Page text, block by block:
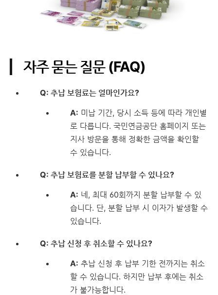
자주 묻는 질문 (FAQ)
Q: 추납 보험료는 얼마인가요?
A: 미납 기간, 당시 소득 등에 따라 개인별
로 다릅니다. 국민연금공단 홈페이지 또는
지사 방문을 통해 정확한 금액을 확인할
수 있습니다.
Q: 추납 보험료를 분할 납부할 수 있나요?
A: 네, 최대 60회까지 분할 납부할 수 있
습니다. 단, 분할 납부 시 이자가 발생할 수
있습니다.
Q: 추납 신청 후 취소할 수 있나요?
A: 추납 신청 후 납부 기한 전까지는 취소
할 수 있습니다. 하지만 납부 후에는 취소
가 불가능합니다.